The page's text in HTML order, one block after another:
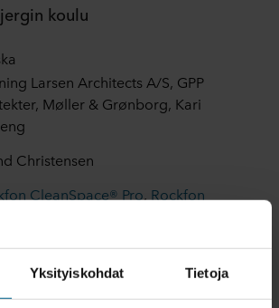
Yksityiskohdat Tietoja
koulu
Larsen Architects A/S, GPP
Møller & Grønborg, Kari
Christensen
CleanSpace® Pro, Rockfon